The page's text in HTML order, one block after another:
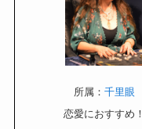
所属： 千里眼
恋愛におすすめ！